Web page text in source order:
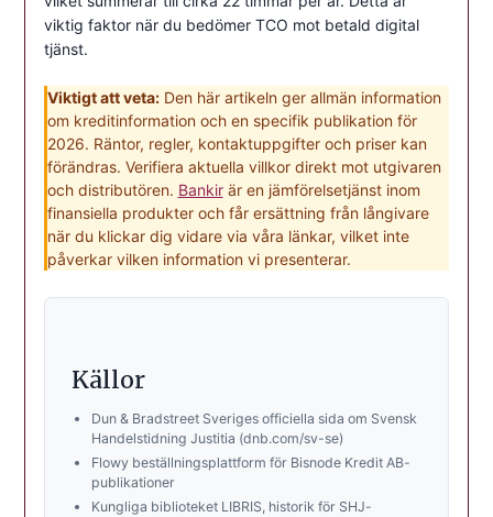
viktig faktor när du bedömer TCO mot betald digital
tjänst.
Viktigt att veta:Den här artikeln ger allmän information
om kreditinformation och en specifik publikation för
2026. Räntor, regler, kontaktuppgifter och priser kan
förändras. Verifiera aktuella villkor direkt mot utgivaren
och distributören. Bankirär en jämförelsetjänst inom
finansiella produkter och får ersättning från långivare
när du klickar dig vidare via våra länkar, vilket inte
påverkar vilken information vi presenterar.
Källor
Dun & Bradstreet Sveriges officiella sida om Svensk
Handelstidning Justitia (dnb.com/sv-se)
Flowy beställningsplattform för Bisnode Kredit AB-
publikationer
Kungliga biblioteket LIBRIS, historik för SHJ-